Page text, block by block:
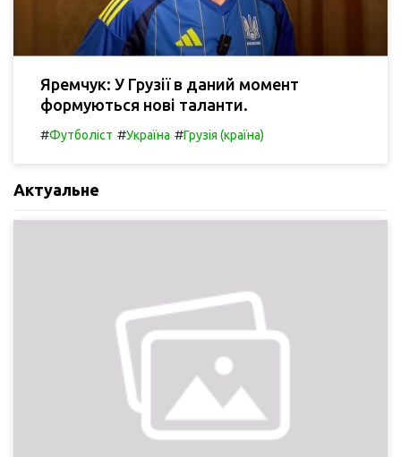
Яремчук: У Грузії в даний момент
формуються нові таланти.
#Футболіст #Україна #Грузія (країна)
Актуальне